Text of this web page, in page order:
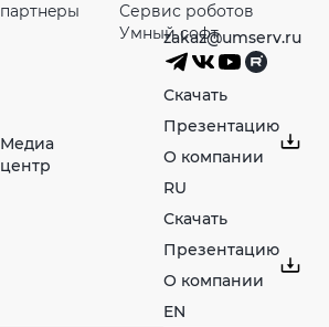
партнeры
Медиа
центр
Сервис роботов
Умный софт
zakaz@umserv.ru
Скачать
Презентацию
О компании
RU
Скачать
Презентацию
О компании
EN